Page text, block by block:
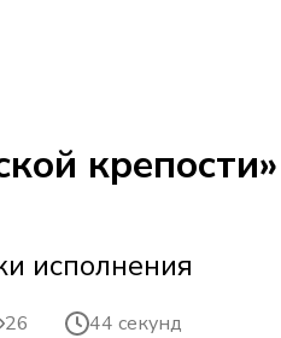
исполнения
26 44 секунд